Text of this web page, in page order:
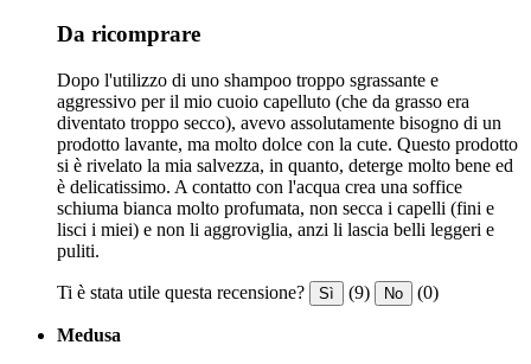
Da ricomprare
Dopo l'utilizzo di uno shampoo troppo sgrassante e
aggressivo per il mio cuoio capelluto (che da grasso era
diventato troppo secco), avevo assolutamente bisogno di un
prodotto lavante, ma molto dolce con la cute. Questo prodotto
si è rivelato la mia salvezza, in quanto, deterge molto bene ed
è delicatissimo. A contatto con l'acqua crea una soffice
schiuma bianca molto profumata, non secca i capelli (fini e
lisci i miei) e non li aggroviglia, anzi li lascia belli leggeri e
puliti.
Ti è stata utile questa recensione? Sì (9) No (0)
Medusa